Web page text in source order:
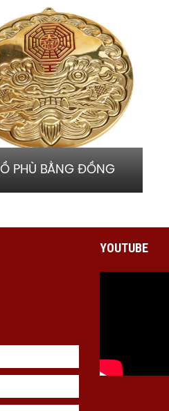
PHÙ BẰNG ĐỒNG
YOUTUBE